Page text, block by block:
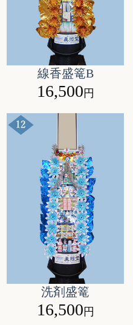
線香盛篭B
16,500円
洗剤盛篭
16,500 円